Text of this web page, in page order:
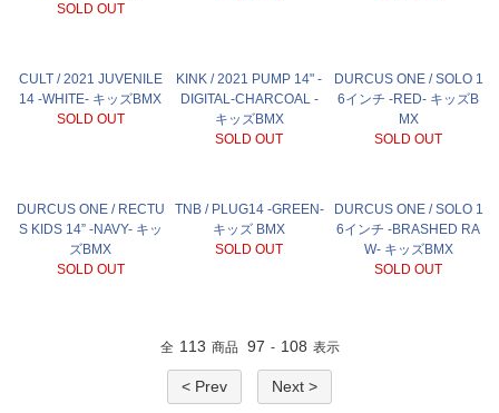
SOLD OUT
CULT / 2021 JUVENILE
14 -WHITE- キッズBMX
SOLD OUT
KINK / 2021 PUMP 14" -
DIGITAL-CHARCOAL -
キッズBMX
SOLD OUT
DURCUS ONE / SOLO 1
6インチ -RED- キッズB
MX
SOLD OUT
DURCUS ONE / RECTU
S KIDS 14” -NAVY- キッ
ズBMX
SOLD OUT
TNB / PLUG14 -GREEN-
キッズ BMX
SOLD OUT
DURCUS ONE / SOLO 1
6インチ -BRASHED RA
W- キッズBMX
SOLD OUT
全 113 商品 97 - 108 表示
< Prev Next >